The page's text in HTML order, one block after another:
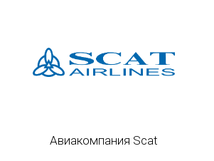
Авиакомпания Scat